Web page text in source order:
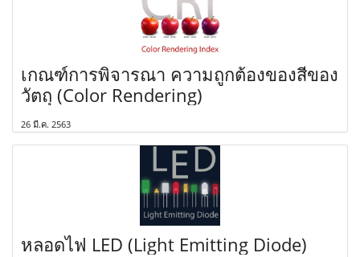
เกณฑ์การพิจารณา ความถูกต้องของสีของ
วัตถุ (Color Rendering)
26 มี.ค. 2563
หลอดไฟ LED (Light Emitting Diode)